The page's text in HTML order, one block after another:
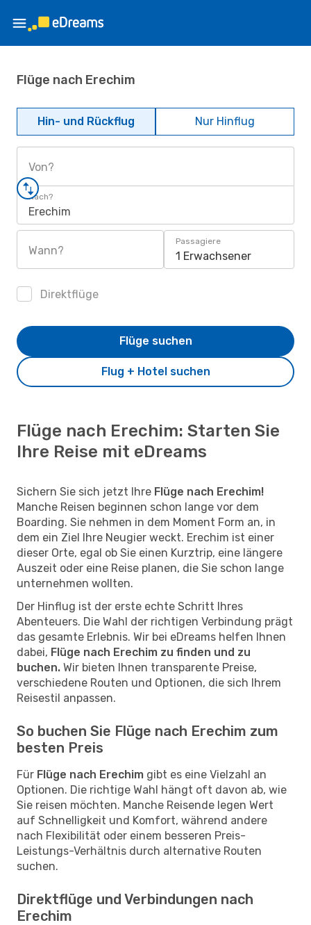
Flüge nach Erechim
Hin- und Rückflug Nur Hinflug
Von?
Nach?
Erechim
Wann?
Passagiere
1 Erwachsener
Direktflüge
Flug + Hotel suchen
Flüge suchen
Flüge nach Erechim: Starten Sie
Ihre Reise mit eDreams
Sichern Sie sich jetzt Ihre Flüge nach Erechim!
Manche Reisen beginnen schon lange vor dem
Boarding. Sie nehmen in dem Moment Form an, in
dem ein Ziel Ihre Neugier weckt. Erechim ist einer
dieser Orte, egal ob Sie einen Kurztrip, eine längere
Auszeit oder eine Reise planen, die Sie schon lange
unternehmen wollten.
Der Hinflug ist der erste echte Schritt Ihres
Abenteuers. Die Wahl der richtigen Verbindung prägt
das gesamte Erlebnis. Wir bei eDreams helfen Ihnen
dabei, Flüge nach Erechim zu finden und zu
buchen. Wir bieten Ihnen transparente Preise,
verschiedene Routen und Optionen, die sich Ihrem
Reisestil anpassen.
So buchen Sie Flüge nach Erechim zum
besten Preis
Für Flüge nach Erechim gibt es eine Vielzahl an
Optionen. Die richtige Wahl hängt oft davon ab, wie
Sie reisen möchten. Manche Reisende legen Wert
auf Schnelligkeit und Komfort, während andere
nach Flexibilität oder einem besseren Preis-
Leistungs-Verhältnis durch alternative Routen
suchen.
Direktflüge und Verbindungen nach
Erechim